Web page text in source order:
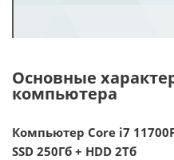
Основные
компьютера
Компьютер Core i7
SSD 250Гб + HDD 2Тб